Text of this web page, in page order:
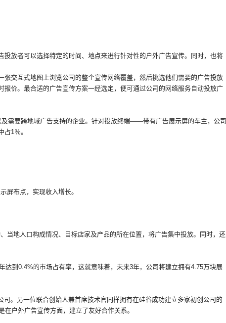
放者可以选择特定的时间、地点来进行针对性的户外广告宣传。同时，也将
交互式地图上浏览公司的整个宣传网络覆盖，然后挑选他们需要的广告投放
价。最合适的广告宣传方案一经选定，便可通过公司的网络服务自动投放广
需要跨地域广告支持的企业。针对投放终端——带有广告展示屏的车主，公司
1％。
屏布点，实现收入增长。
当地人口构成情况、目标店家及产品的所在位置，将广告集中投放。同时，还
达到0.4%的市场占有率，这就意味着，未来3年，公司将建立拥有4.75万块展
。另一位联合创始人兼首席技术官同样拥有在硅谷成功建立多家初创公司的
户外广告宣传方面，建立了友好合作关系。